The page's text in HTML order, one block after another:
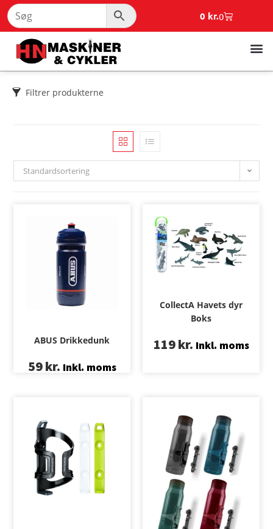
0 kr.0
Filtrer produkterne
Standardsortering
ABUS Drikkedunk
59kr. Inkl. moms
CollectA Havets dyr
Boks
119kr. Inkl. moms